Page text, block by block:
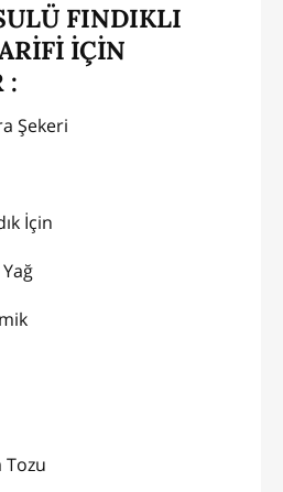
FINDIKLI
İÇİN
:
Pudra Şekeri
İçin
Yağ
Tozu